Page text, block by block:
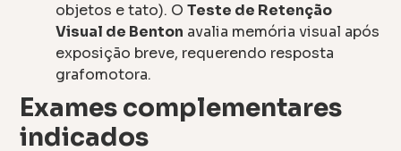
objetos e tato). OTeste de Retenção
Visual de Benton avalia memória visual após
exposição breve, requerendo resposta
grafomotora.
Exames complementares
indicados